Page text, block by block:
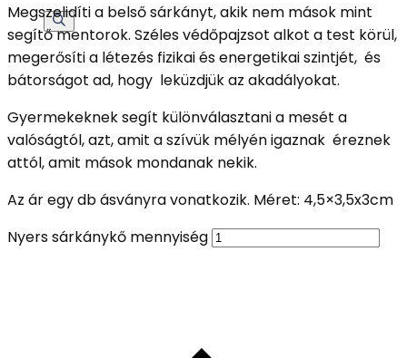
Megszelidíti a belső sárkányt, akik nem mások mint
segítő mentorok. Széles védőpajzsot alkot a test körül,
megerősíti a létezés fizikai és energetikai szintjét, és
bátorságot ad, hogy leküzdjük az akadályokat.
Gyermekeknek segít különválasztani a mesét a
valóságtól, azt, amit a szívük mélyén igaznak éreznek
attól, amit mások mondanak nekik.
Az ár egy db ásványra vonatkozik. Méret: 4,5×3,5x3cm
Nyers sárkánykő mennyiség